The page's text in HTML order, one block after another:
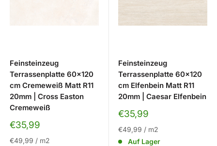
Feinsteinzeug
Terrassenplatte 60x120
cm Cremeweiß Matt R11
20mm | Cross Easton
Cremeweiß
Sonderpreis
€35,99
€49,99 / m2
Feinsteinzeug
Terrassenplatte 60x120
cm Elfenbein Matt R11
20mm | Caesar Elfenbein
Sonderpreis
€35,99
€49,99 / m2
Auf Lager